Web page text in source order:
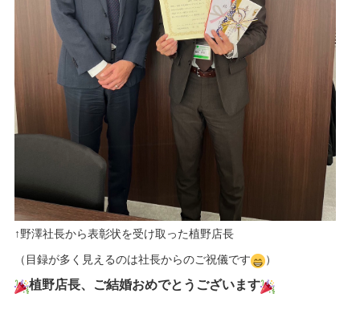
↑野澤社長から表彰状を受け取った植野店長
（目録が多く見えるのは社長からのご祝儀です
）
植野店長、ご結婚おめでとうございます